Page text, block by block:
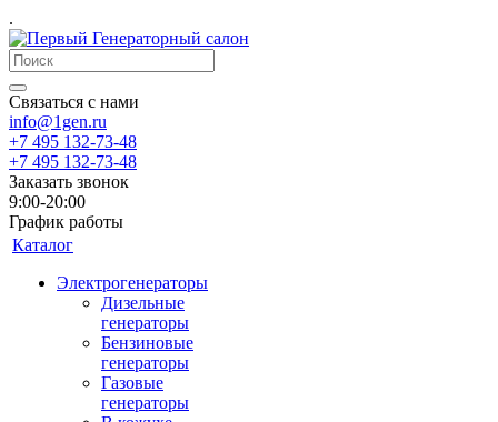
.
Связаться с нами
info@1gen.ru
+7 495 132-73-48
+7 495 132-73-48
Заказать звонок
9:00-20:00
График работы
Каталог
Электрогенераторы
Дизельные
генераторы
Бензиновые
генераторы
Газовые
генераторы